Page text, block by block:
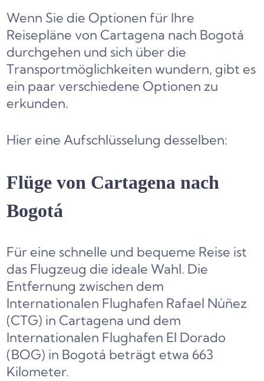
Wenn Sie die Optionen für Ihre
Reisepläne von Cartagena nach Bogotá
durchgehen und sich über die
Transportmöglichkeiten wundern, gibt es
ein paar verschiedene Optionen zu
erkunden.
Hier eine Aufschlüsselung desselben:
Flüge von Cartagena nach
Bogotá
Für eine schnelle und bequeme Reise ist
das Flugzeug die ideale Wahl. Die
Entfernung zwischen dem
Internationalen Flughafen Rafael Núñez
(CTG) in Cartagena und dem
Internationalen Flughafen El Dorado
(BOG) in Bogotá beträgt etwa 663
Kilometer.